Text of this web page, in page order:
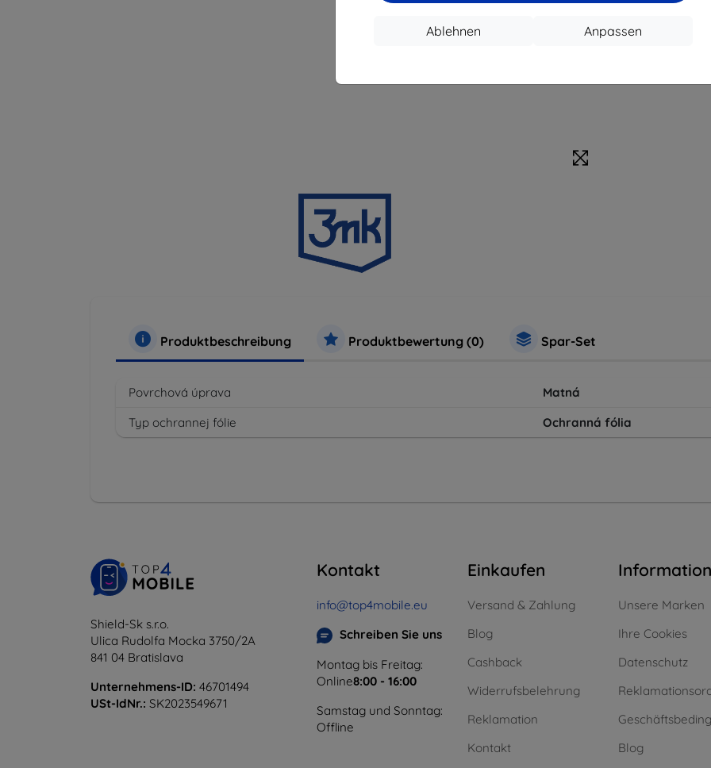
Anpassen
Ablehnen
Produktnummer
Produktbeschreibung Produktbewertung (0) Spar-Set
Povrchová úprava
Matná
Typ ochrannej fólie
Ochranná fólia
Shield-Sk s.r.o.
Ulica Rudolfa Mocka 3750/2A
841 04 Bratislava
Unternehmens-ID: 46701494
USt-IdNr.: SK2023549671
Kontakt
info@top4mobile.eu
Schreiben Sie uns
Montag bis Freitag:
Online8:00 - 16:00
Samstag und Sonntag:
Offline
Einkaufen
Versand & Zahlung
Blog
Cashback
Widerrufsbelehrung
Reklamation
Kontakt
Information
Unsere Marken
Ihre Cookies
Datenschutz
Blog